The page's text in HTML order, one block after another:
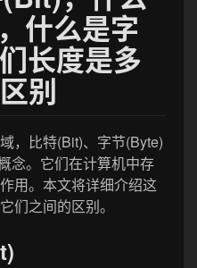
什么是字
长度是多
别
，比特(Bit)、字节(Byte)
念。它们在计算机中存
用。本文将详细介绍这
们之间的区别。